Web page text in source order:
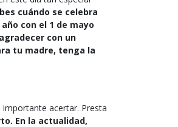
cuándo se celebra
con el 1 de mayo
con un
tu madre, tenga la
acertar. Presta
En la actualidad,